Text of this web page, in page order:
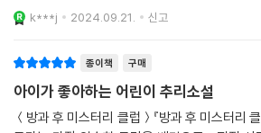
교에서 일어나는 불미스러운 사건을 등장인물
을 한페이지 한페이지
k***j 2024.09.21. 신고
종이책 구매
아이가 좋아하는 어린이 추리소설
＜방과 후 미스터리 클럽＞『방과 후 미스터리